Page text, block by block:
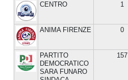
CENTRO 1
ANIMA FIRENZE 0
PARTITO
DEMOCRATICO
SARA FUNARO
157